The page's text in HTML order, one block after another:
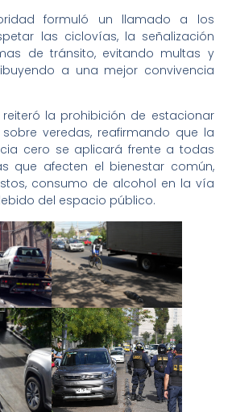
formuló un llamado a los
las ciclovías, la señalización
de tránsito, evitando multas y
a una mejor convivencia
la prohibición de estacionar
veredas, reafirmando que la
cero se aplicará frente a todas
que afecten el bienestar común,
consumo de alcohol en la vía
del espacio público.